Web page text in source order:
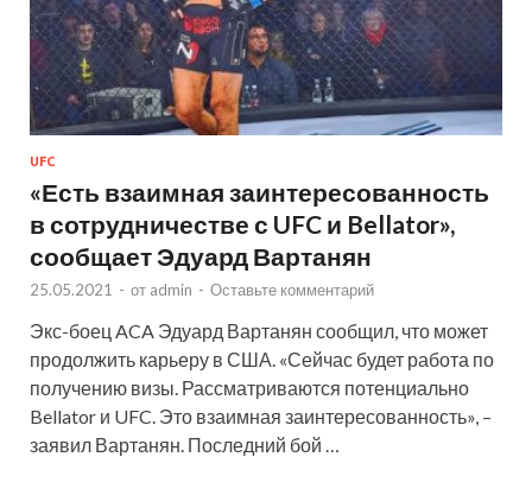
UFC
«Есть взаимная заинтересованность
в сотрудничестве с UFC и Bellator»,
сообщает Эдуард Вартанян
25.05.2021 - от admin - Оставьте комментарий
Экс-боец ACA Эдуард Вартанян сообщил, что может
продолжить карьеру в США. «Сейчас будет работа по
получению визы. Рассматриваются потенциально
Bellator и UFC. Это взаимная заинтересованность», –
заявил Вартанян. Последний бой …